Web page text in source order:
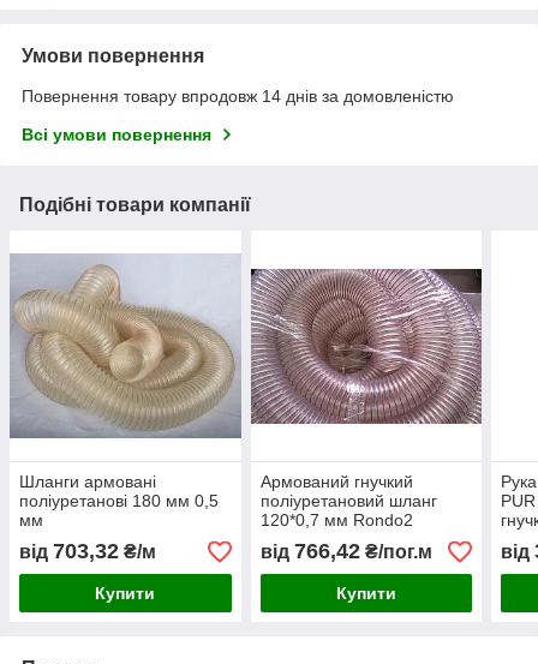
Умови повернення
Повернення товару впродовж 14 днів за домовленістю
Всі умови повернення
Подібні товари компанії
Шланги армовані
поліуретанові 180 мм 0,5
мм
від 703,32 ₴/м
Купити
Армований гнучкий
поліуретановий шланг
120*0,7 мм Rondo2
польського виробництва
від 766,42₴/пог.м
Купити
від